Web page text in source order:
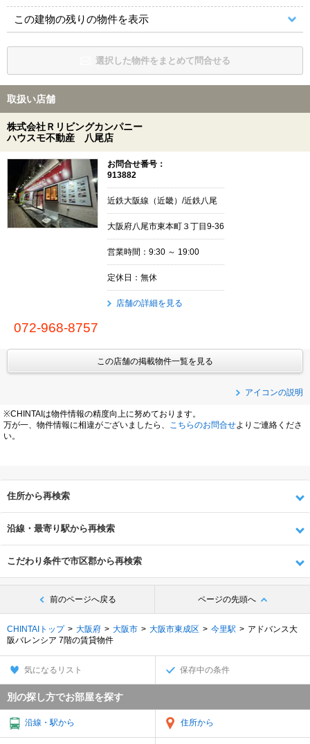
この建物の残りの物件を表示
選択した物件をまとめて問合せる
取扱い店舗
株式会社Ｒリビングカンパニー
ハウスモ不動産 八尾店
お問合せ番号：
913882
近鉄大阪線（近畿）/近鉄八尾
大阪府八尾市東本町３丁目9-36
営業時間：9:30 ～ 19:00
定休日：無休
店舗の詳細を見る
072-968-8757
この店舗の掲載物件一覧を見る
アイコンの説明
※CHINTAIは物件情報の精度向上に努めております。
万が一、物件情報に相違がございましたら、 こちらのお問合せよりご連絡くださ
い。
住所から再検索
沿線・最寄り駅から再検索
こだわり条件で市区郡から再検索
前のページへ戻る ページの先頭へ
CHINTAIトップ 大阪府 大阪市 大阪市東成区 今里駅
アドバンス大
阪バレンシア 7階の賃貸物件
気になるリスト 保存中の条件
別の探し方でお部屋を探す
沿線・駅から 住所から